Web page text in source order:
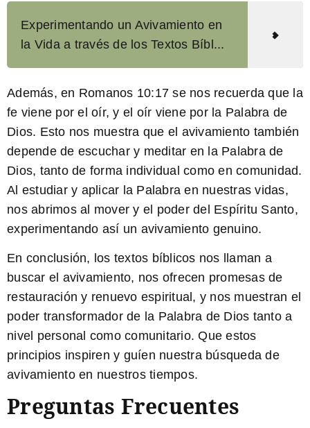
Experimentando un Avivamiento en
la Vida a través de los Textos Bíbl...
Además, en Romanos 10:17 se nos recuerda que la
fe viene por el oír, y el oír viene por la Palabra de
Dios. Esto nos muestra que el avivamiento también
depende de escuchar y meditar en la Palabra de
Dios, tanto de forma individual como en comunidad.
Al estudiar y aplicar la Palabra en nuestras vidas,
nos abrimos al mover y el poder del Espíritu Santo,
experimentando así un avivamiento genuino.
En conclusión, los textos bíblicos nos llaman a
buscar el avivamiento, nos ofrecen promesas de
restauración y renuevo espiritual, y nos muestran el
poder transformador de la Palabra de Dios tanto a
nivel personal como comunitario. Que estos
principios inspiren y guíen nuestra búsqueda de
avivamiento en nuestros tiempos.
Preguntas Frecuentes